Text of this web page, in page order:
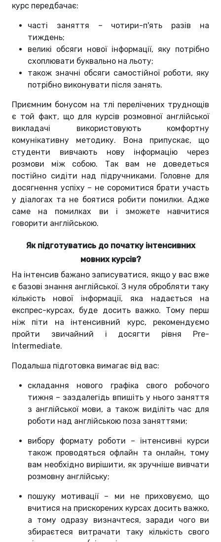
курс передбачає:
часті заняття – чотири-п'ять разів на
тиждень;
великі обсяги нової інформації, яку потрібно
схоплювати буквально на льоту;
також значні обсяги самостійної роботи, яку
потрібно виконувати після занять.
Приємним бонусом на тлі перелічених труднощів
є той факт, що для курсів розмовної англійської
викладачі використовують комфортну
комунікативну методику. Вона припускає, що
студенти вивчають нову інформацію через
розмови між собою. Так вам не доведеться
постійно сидіти над підручниками. Головне для
досягнення успіху – не соромитися брати участь
у діалогах та не боятися робити помилки. Адже
саме на помилках ви і зможете навчитися
говорити англійською.
Як підготуватись до початку інтенсивних
мовних курсів?
На інтенсив бажано записуватися, якщо у вас вже
є базові знання англійської. З нуля обробляти таку
кількість нової інформації, яка надається на
експрес-курсах, буде досить важко. Тому перш
ніж піти на інтенсивний курс, рекомендуємо
пройти звичайний і досягти рівня Pre-
Intermediate.
Подальша підготовка вимагає від вас:
складання нового графіка свого робочого
тижня – заздалегідь впишіть у нього заняття
з англійської мови, а також виділіть час для
роботи над англійською поза заняттями;
вибору формату роботи – інтенсивні курси
також проводяться офлайн та онлайн, тому
вам необхідно вирішити, як зручніше вивчати
розмовну англійську;
пошуку мотивації – ми не приховуємо, що
вчитися на прискорених курсах досить важко,
а тому одразу визначтеся, заради чого ви
збираєтеся витрачати таку кількість свого